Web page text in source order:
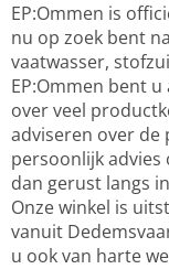
EP:Ommen is
nu op zoek bent
vaatwasser,
EP:Ommen bent
over veel
adviseren over de
persoonlijk advies
dan gerust langs
Onze winkel is
vanuit
u ook van harte